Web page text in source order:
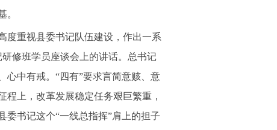
。
重视县委书记队伍建设，作出一系
修班学员座谈会上的讲话。总书记
心中有戒。“四有”要求言简意赅、意
上，改革发展稳定任务艰巨繁重，
委书记这个“一线总指挥”肩上的担子